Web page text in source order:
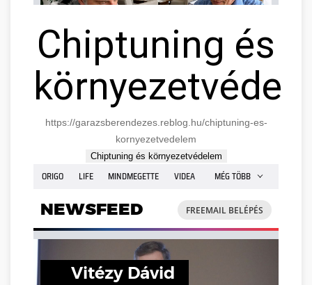
Chiptuning és
https://garazsberendezes.reblog.hu/chiptuning-es-
kornyezetvedelem
Chiptuning és környezetvédelem